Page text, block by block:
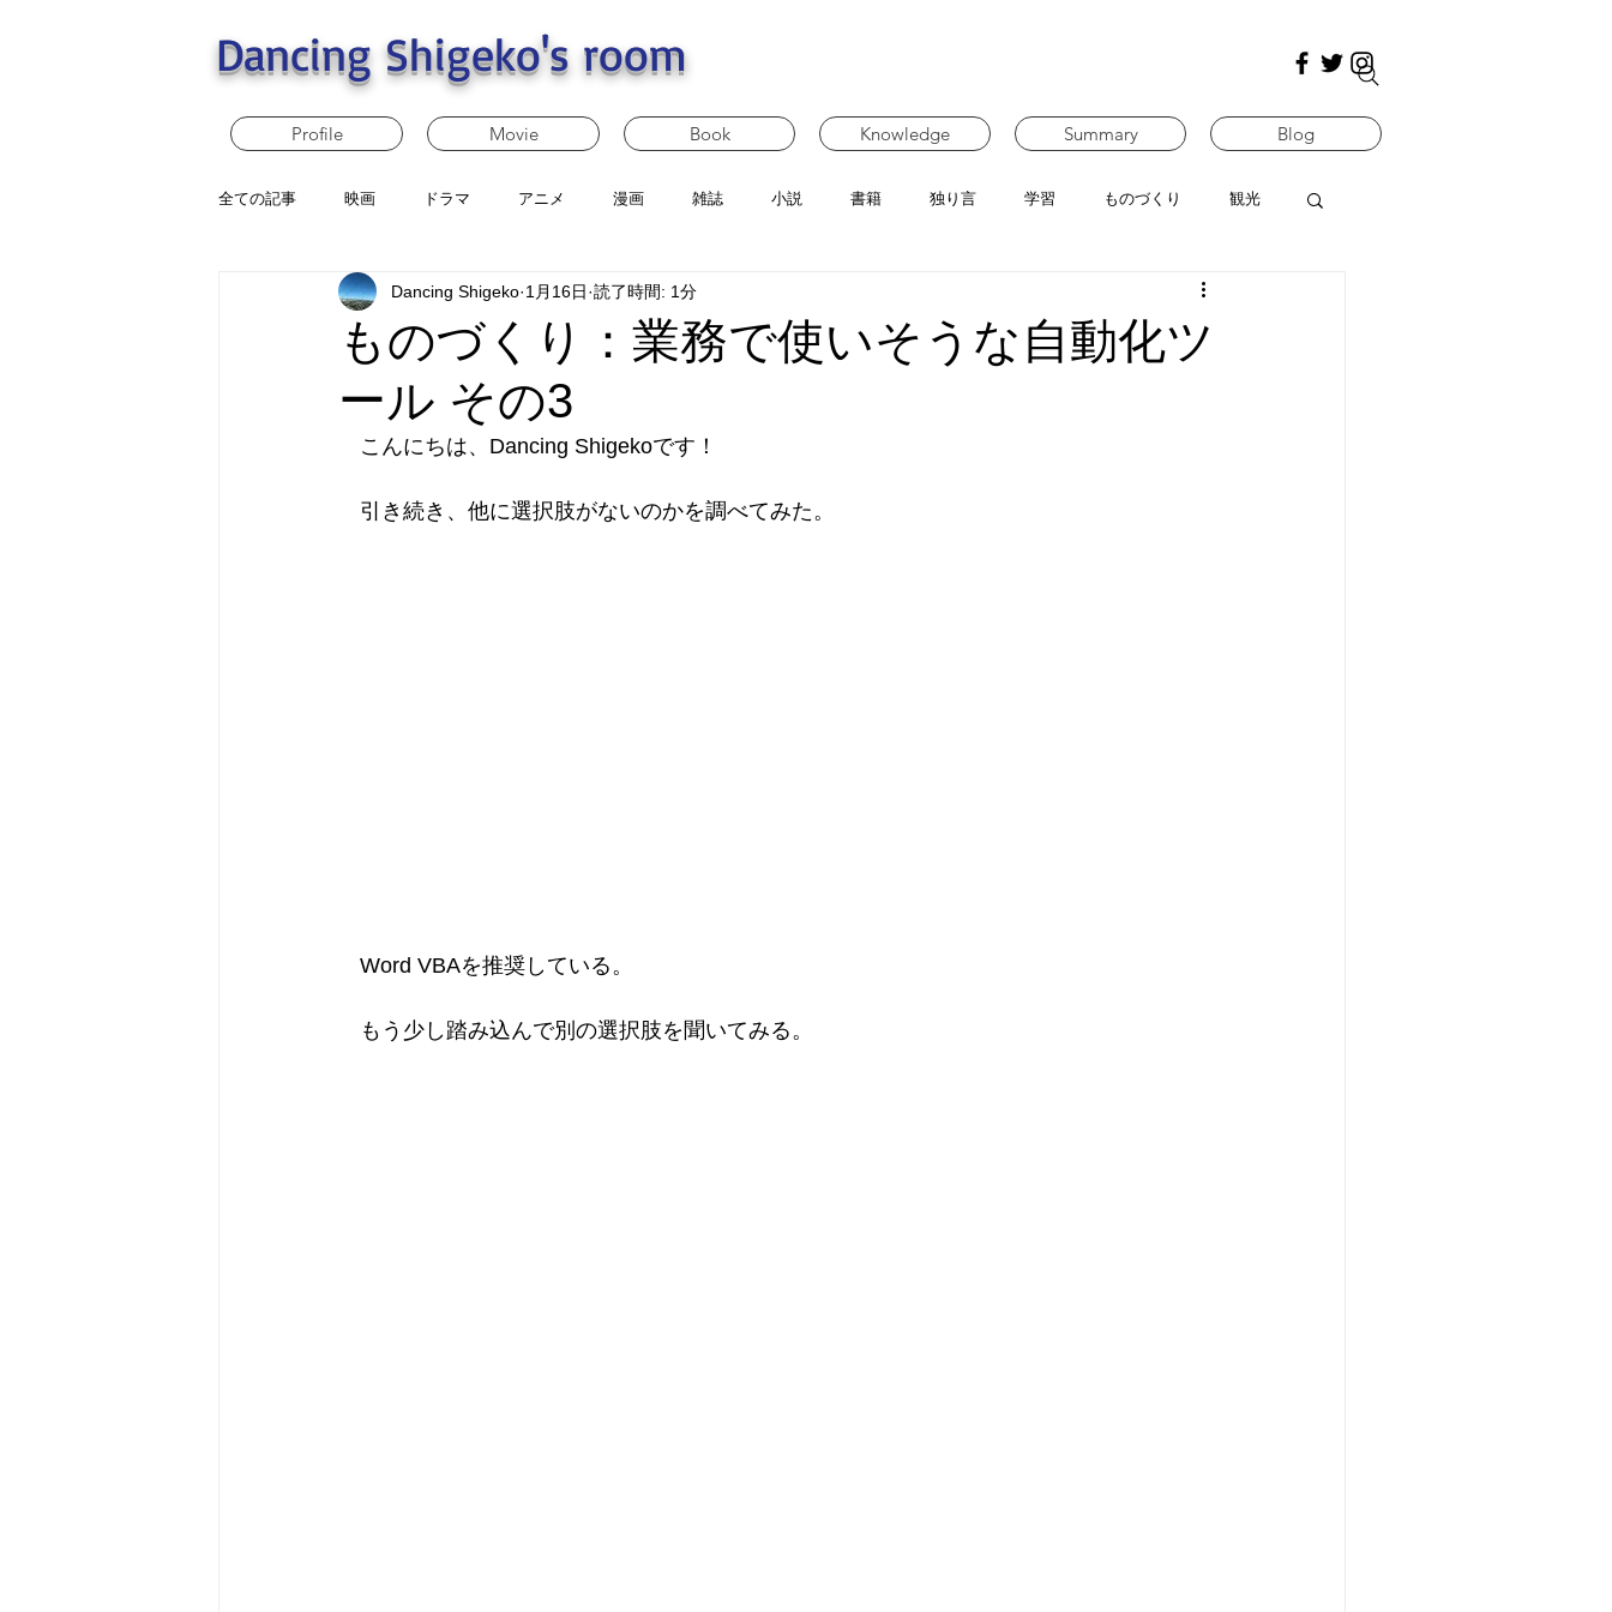
Dancing Shigeko's room
Profile Movie Book Knowledge Summary Blog
全ての記事 映画 ドラマ アニメ 漫画 雑誌 小説 書籍 独り言 学習 ものづくり 観光
ものづくり：業務で使いそうな自動化ツ
ール その3
Dancing Shigeko 1月16日 読了時間: 1分
こんにちは、Dancing Shigekoです！
引き続き、他に選択肢がないのかを調べてみた。
Word VBAを推奨している。
もう少し踏み込んで別の選択肢を聞いてみる。